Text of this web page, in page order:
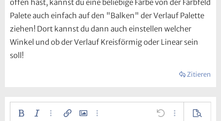
offen hast, kannst du eine beliebige Farbe von der Farbfeld
Palete auch einfach auf den "Balken" der Verlauf Palette
ziehen! Dort kannst du dann auch einstellen welcher
Winkel und ob der Verlauf Kreisförmig oder Linear sein
soll!
Zitieren
Fett KursivWeitere…Link einfügen
Bild einfügen
Weitere… Rückgängig
Weitere…